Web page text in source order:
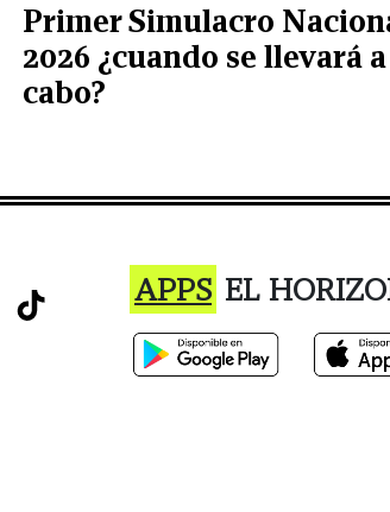
Primer Simulacro
2026 ¿cuando se llevará a
cabo?
APPS EL